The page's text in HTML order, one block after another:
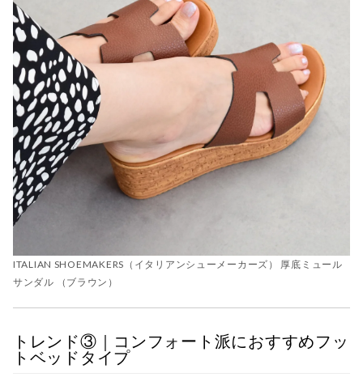
ITALIAN SHOEMAKERS（イタリアンシューメーカーズ） 厚底ミュール
サンダル （ブラウン）
トレンド③｜コンフォート派におすすめフッ
トベッドタイプ